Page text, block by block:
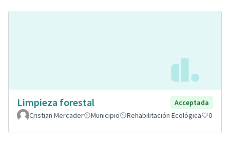
Limpieza forestal
Acceptada
Cristian Mercader
Municipio Rehabilitación Ecológica 0